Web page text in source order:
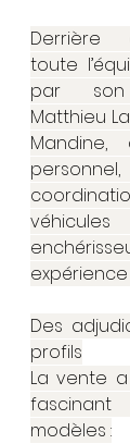
Derrière
toute
par son
Matthieu
Des
profils
La vente
modèles :